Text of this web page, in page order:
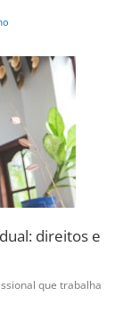
direitos e
que trabalha